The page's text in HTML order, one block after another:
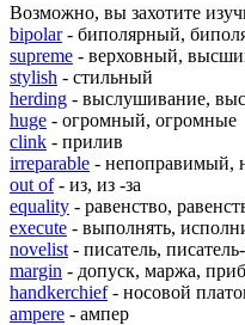
Возможно, вы захотите
bipolar- биполярный,
supreme - верховный,
stylish - стильный
herding - выслушивание,
huge - огромный, огромные
clink - прилив
irreparable - непоправимый,
out of- из, из -за
equality - равенство,
execute - выполнять,
novelist - писатель,
margin - допуск, маржа,
handkerchief- носовой
ampere - ампер